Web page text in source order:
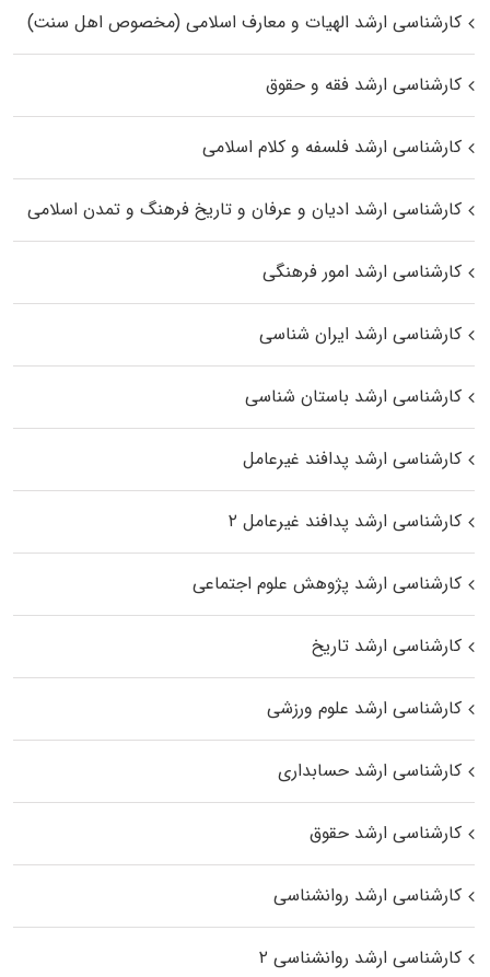
کارشناسی ارشد الهیات و معارف اسلامی (مخصوص اهل سنت)
کارشناسی ارشد فقه و حقوق
کارشناسی ارشد فلسفه و کلام اسلامی
کارشناسی ارشد ادیان و عرفان و تاریخ فرهنگ و تمدن اسلامی
کارشناسی ارشد امور فرهنگی
کارشناسی ارشد ایران شناسی
کارشناسی ارشد باستان شناسی
کارشناسی ارشد پدافند غیرعامل
کارشناسی ارشد پدافند غیرعامل ۲
کارشناسی ارشد پژوهش علوم اجتماعی
کارشناسی ارشد تاریخ
کارشناسی ارشد علوم ورزشی
کارشناسی ارشد حسابداری
کارشناسی ارشد حقوق
کارشناسی ارشد روانشناسی
کارشناسی ارشد روانشناسی ۲